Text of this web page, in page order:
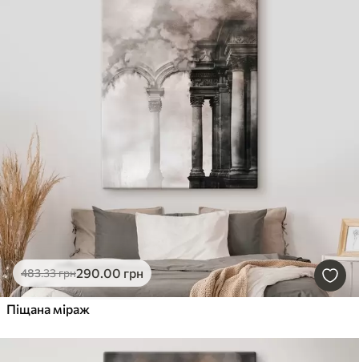
483.33грн290.00 грн
Піщана міраж